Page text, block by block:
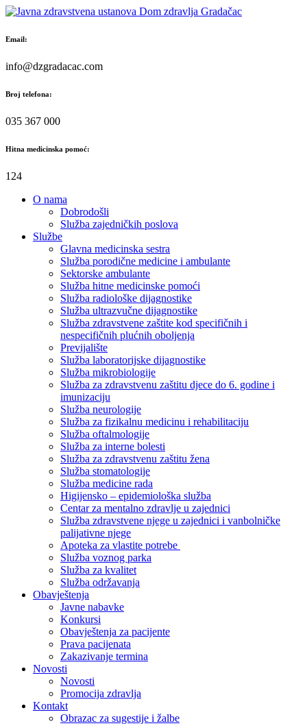
Skip
content
Email:
info@dzgradacac.com
Broj telefona:
035 367 000
Hitna medicinska pomoć:
124
O nama
Dobrodošli
Služba zajedničkih poslova
Službe
Glavna medicinska sestra
Služba porodične medicine i ambulante
Sektorske ambulante
Služba hitne medicinske pomoći
Služba radiološke dijagnostike
Služba ultrazvučne dijagnostike
Služba zdravstvene zaštite kod specifičnih i
nespecifičnih plućnih oboljenja
Previjalište
Služba laboratorijske dijagnostike
Služba mikrobiologije
Služba za zdravstvenu zaštitu djece do 6. godine i
imunizaciju
Služba neurologije
Služba za fizikalnu medicinu i rehabilitaciju
Služba oftalmologije
Služba za interne bolesti
Služba za zdravstvenu zaštitu žena
Služba stomatologije
Služba medicine rada
Higijensko – epidemiološka služba
Centar za mentalno zdravlje u zajednici
Služba zdravstvene njege u zajednici i vanbolničke
palijativne njege
Apoteka za vlastite potrebe
Služba voznog parka
Služba za kvalitet
Služba održavanja
Obavještenja
Javne nabavke
Konkursi
Obavještenja za pacijente
Prava pacijenata
Zakazivanje termina
Novosti
Novosti
Promocija zdravlja
Kontakt
Obrazac za sugestije i žalbe